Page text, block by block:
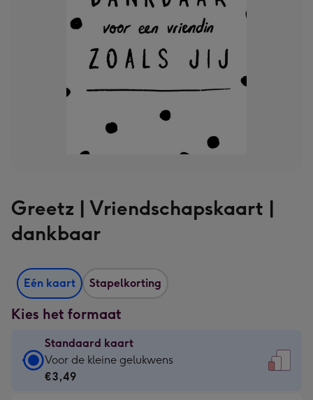
Greetz | Vriendschapskaart |
dankbaar
Eén kaart Stapelkorting
Kies het formaat
Standaard kaart
Standaard
kaart
Voor de kleine gelukwens
€3,49